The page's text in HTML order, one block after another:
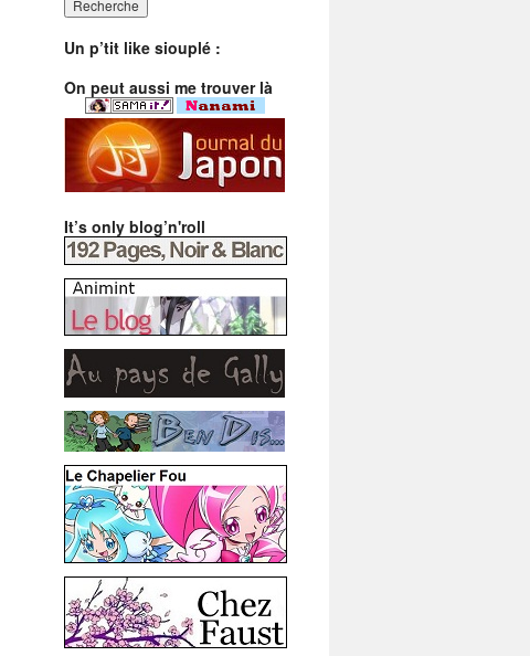
Un p’tit like siouplé :
On peut aussi me trouver là
It’s only blog’n'roll